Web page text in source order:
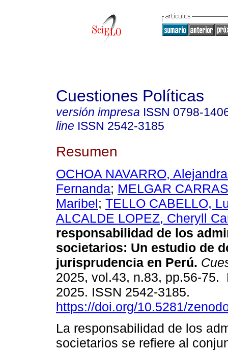
Cuestiones Políticas
versión impresa ISSN 0798-
line ISSN 2542-3185
Resumen
OCHOA NAVARRO,
Fernanda; MELGAR
Maribel; TELLO CABELLO,
ALCALDE LOPEZ, Cheryll
responsabilidad de los
societarios: Un estudio de
jurisprudencia en Perú.
2025, vol.43, n.83, pp.56-75.
2025. ISSN 2542-3185.
https://doi.org/10.5281/
La responsabilidad de los
societarios se refiere al